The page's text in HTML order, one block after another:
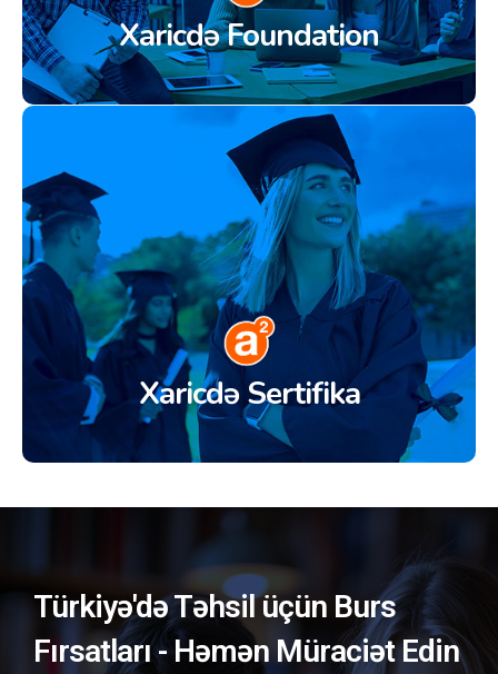
Xaricdə Foundation
Xaricdə Sertifika
Türkiyə'də Təhsil üçün Burs
Fırsatları - Həmən Müraciət Edin